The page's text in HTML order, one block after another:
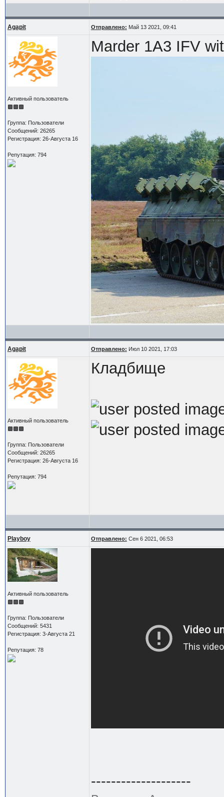
Agapit Отправлено: Май 13 2021, 09:41
Активный пользователь
Группа: Пользователи
Сообщений: 26265
Регистрация: 26-Августа 16
Репутация: 794
Marder 1A3 IFV
Agapit Отправлено: Июл 10 2021, 17:03
Активный пользователь
Группа: Пользователи
Сообщений: 26265
Регистрация: 26-Августа 16
Репутация: 794
Кладбище
Playboy Отправлено: Сен 6 2021, 06:53
Активный пользователь
Группа: Пользователи
Сообщений: 5431
Регистрация: 3-Августа 21
Репутация: 78
--------------------